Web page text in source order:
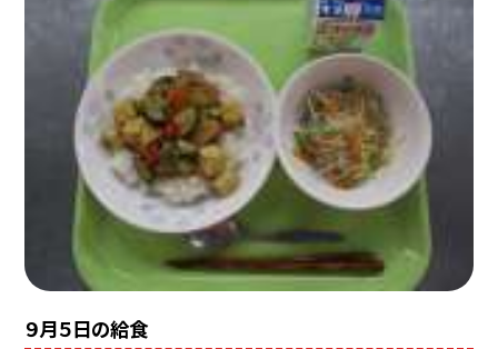
９月５日の給食